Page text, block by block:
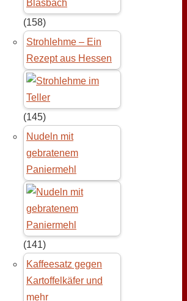
(158)
Strohlehme – Ein
Rezept aus Hessen
(145)
Nudeln mit
gebratenem
Paniermehl
(141)
Kaffeesatz gegen
Kartoffelkäfer und
mehr